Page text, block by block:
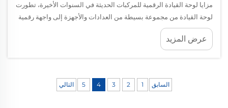
مزايا لوحة القيادة الرقمية للمركبات الحديثة في السنوات الأخيرة، تطورت
لوحة القيادة من مجموعة بسيطة من العدادات والأجهزة إلى واجهة رقمية
أكثر تطورًا. أصبحت لوحات القيادة الرقمية الآن قياسية في العديد من
السيارات الحديثة...
عرض المزيد
السابق 1
2
3
4
5 التالي